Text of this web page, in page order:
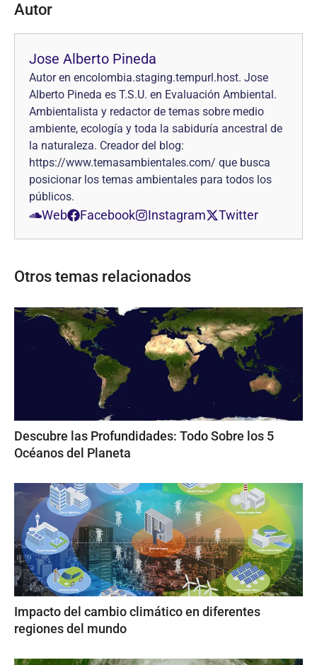
Autor
Jose Alberto Pineda
Autor en encolombia.staging.tempurl.host. Jose
Alberto Pineda es T.S.U. en Evaluación Ambiental.
Ambientalista y redactor de temas sobre medio
ambiente, ecología y toda la sabiduría ancestral de
la naturaleza. Creador del blog:
https://www.temasambientales.com/ que busca
posicionar los temas ambientales para todos los
públicos.
Web Facebook Instagram Twitter
Otros temas relacionados
Descubre las Profundidades: Todo Sobre los 5
Océanos del Planeta
Impacto del cambio climático en diferentes
regiones del mundo